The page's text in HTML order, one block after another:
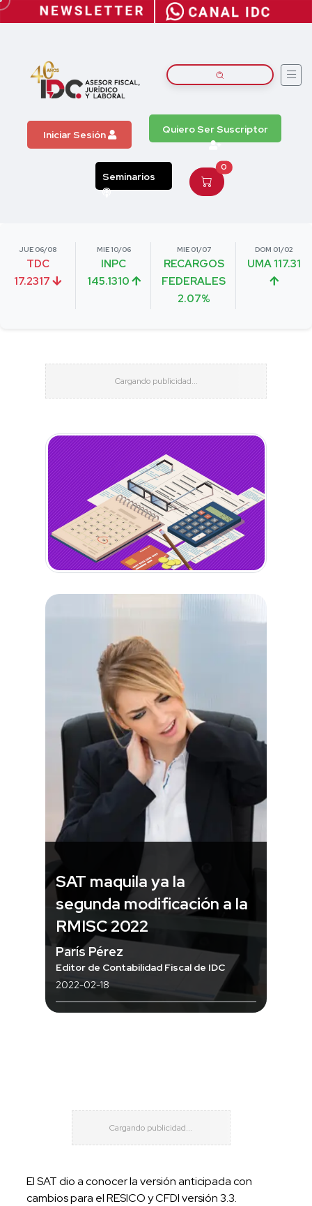
Iniciar Sesión Quiero Ser Suscriptor
Seminarios
0
JUE 06/08
TDC
17.2317
MIE 10/06
INPC
145.1310
MIE 01/07
RECARGOS
FEDERALES
2.07%
DOM 01/02
UMA 117.31
SAT maquila ya la
segunda modificación a la
RMISC 2022
París Pérez
Editor de Contabilidad Fiscal de IDC
2022-02-18
El SAT dio a conocer la versión anticipada con
cambios para el RESICO y CFDI versión 3.3.